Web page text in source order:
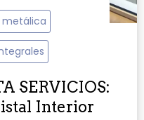
SERVICIOS:
Interior